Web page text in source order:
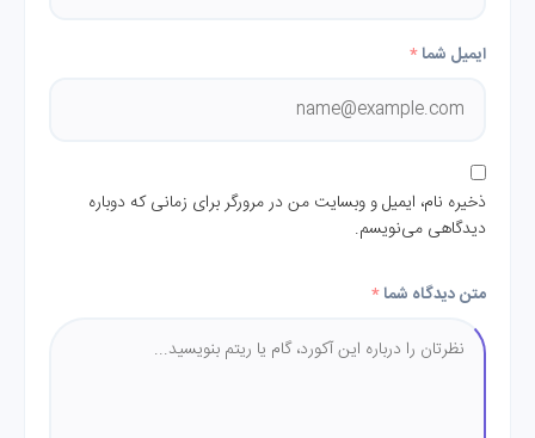
ایمیل شما*
ذخیره نام، ایمیل و وبسایت من در مرورگر برای زمانی که دوباره
دیدگاهی می‌نویسم.
متن دیدگاه شما*